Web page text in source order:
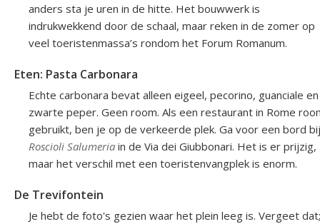
anders sta je uren in de hitte. Het bouwwerk is
indrukwekkend door de schaal, maar reken in de zomer op
veel toeristenmassa’s rondom het Forum Romanum.
Eten: Pasta Carbonara
Echte carbonara bevat alleen eigeel, pecorino, guanciale en
zwarte peper. Geen room. Als een restaurant in Rome
gebruikt, ben je op de verkeerde plek. Ga voor een bord bij
Roscioli Salumeria in de Via dei Giubbonari. Het is er prijzig,
maar het verschil met een toeristenvangplek is enorm.
De Trevifontein
Je hebt de foto's gezien waar het plein leeg is. Vergeet dat;